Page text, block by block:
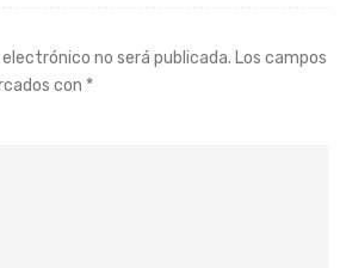
no será publicada. Los campos
con *